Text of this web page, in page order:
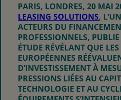
PARIS, LONDRES, 20 MAI
LEASING SOLUTIONS,
ACTEURS DU
PROFESSIONNELS,
ÉTUDE RÉVÉLANT QUE LES
EUROPÉENNES
D’INVESTISSEMENT À
PRESSIONS LIÉES AU
TECHNOLOGIE ET AU